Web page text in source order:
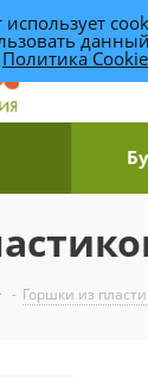
Доставка
- Горшки из
Политика Cookie